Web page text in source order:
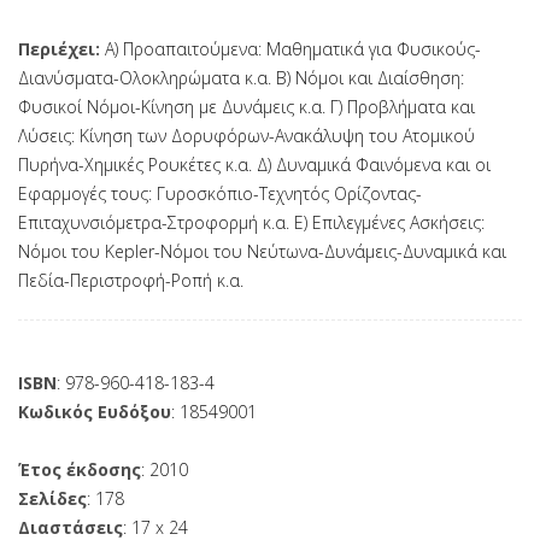
Περιέχει: Α) Προαπαιτούμενα: Μαθηματικά για Φυσικούς-
Διανύσματα-Ολοκληρώματα κ.α. Β) Νόμοι και Διαίσθηση:
Φυσικοί Νόμοι-Κίνηση με Δυνάμεις κ.α. Γ) Προβλήματα και
Λύσεις: Κίνηση των Δορυφόρων-Ανακάλυψη του Ατομικού
Πυρήνα-Χημικές Ρουκέτες κ.α. Δ) Δυναμικά Φαινόμενα και οι
Εφαρμογές τους: Γυροσκόπιο-Τεχνητός Ορίζοντας-
Επιταχυνσιόμετρα-Στροφορμή κ.α. Ε) Επιλεγμένες Ασκήσεις:
Νόμοι του Kepler-Νόμοι του Νεύτωνα-Δυνάμεις-Δυναμικά και
Πεδία-Περιστροφή-Ροπή κ.α.
ISBN: 978-960-418-183-4
Κωδικός Ευδόξου: 18549001
Έτος έκδοσης: 2010
Σελίδες: 178
Διαστάσεις: 17 x 24